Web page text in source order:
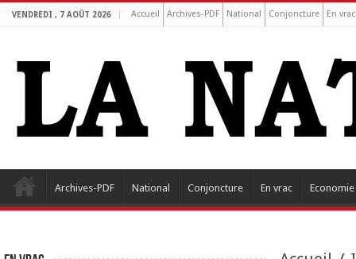
VENDREDI , 7 AOÛT 2026 Accueil Archives-PDF National Conjoncture En vrac
Archives-PDF National Conjoncture En vrac Economie